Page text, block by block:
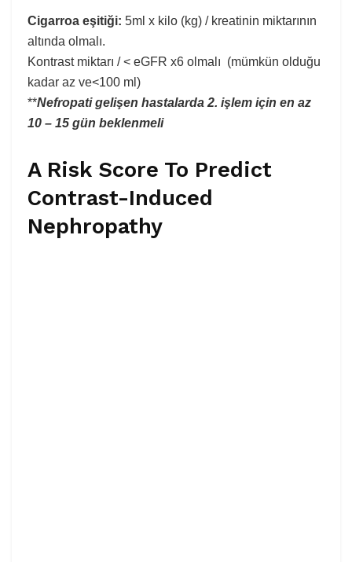
Cigarroa eşitiği: 5ml x kilo (kg) / kreatinin miktarının
altında olmalı.
Kontrast miktarı / < eGFR x6 olmalı (mümkün olduğu
kadar az ve<100 ml)
**Nefropati gelişen hastalarda 2. işlem için en az
10 – 15 gün beklenmeli
A Risk Score To Predict
Contrast-Induced
Nephropathy